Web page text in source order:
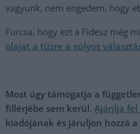
vagyunk, nem engedem, hogy
Furcsa, hogy ezt a Fidesz még
olajat a tűzre a súlyos
Most úgy támogatja a
fillérjébe sem kerül.Ajánlja fel
kiadójának és járuljon hozzá